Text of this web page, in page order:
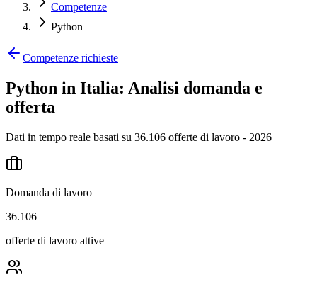
Competenze
Python
Competenze richieste
Python in Italia: Analisi domanda e
offerta
Dati in tempo reale basati su 36.106 offerte di lavoro - 2026
Domanda di lavoro
36.106
offerte di lavoro attive